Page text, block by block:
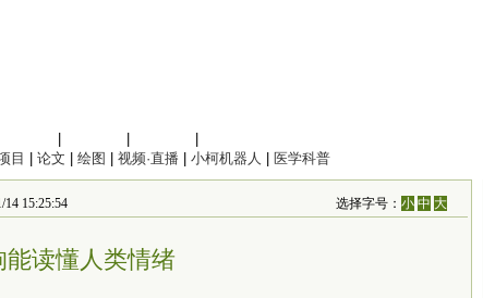
目 论文 绘图 视频·直播 小柯机器人 医学科普
15:25:54 选择字号：小 中 大
能读懂人类情绪